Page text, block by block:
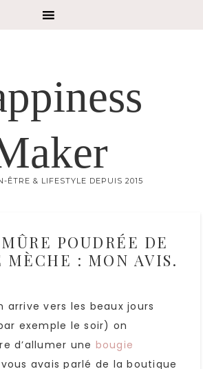
ÊTRE & LIFESTYLE DEPUIS 2015
POUDRÉE DE
MÈCHE : MON AVIS.
arrive vers les beaux jours
exemple le soir) on
d’allumer une bougie
avais parlé de la boutique